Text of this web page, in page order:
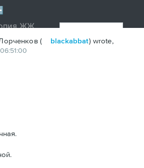
( blackabbat) wrote,
06:51:00